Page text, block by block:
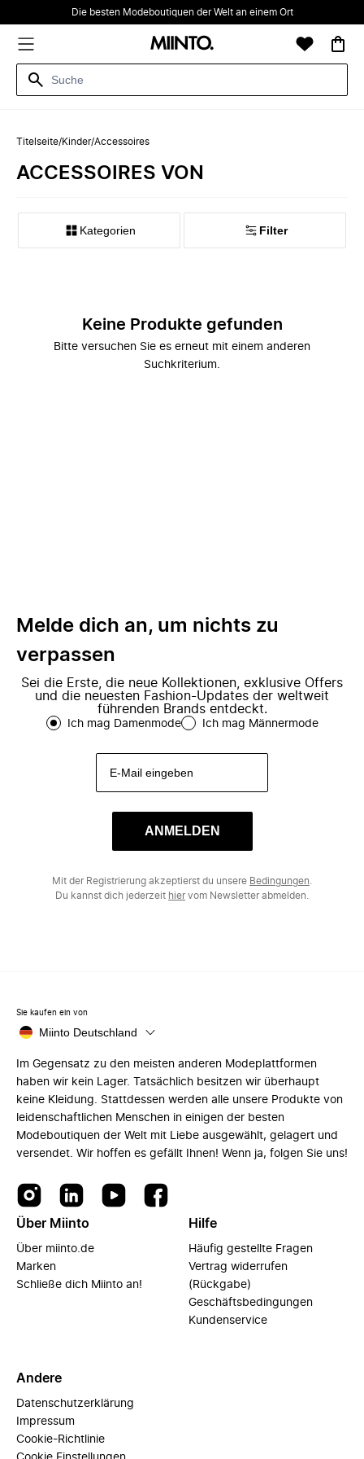
Die besten Modeboutiquen der Welt an einem Ort
Titelseite/Kinder/Accessoires
ACCESSOIRES VON
Kategorien Filter
Keine Produkte gefunden
Bitte versuchen Sie es erneut mit einem anderen
Suchkriterium.
Melde dich an, um nichts zu
verpassen
Sei die Erste, die neue Kollektionen, exklusive Offers
und die neuesten Fashion-Updates der weltweit
führenden Brands entdeckt.
Ich mag Damenmode Ich mag Männermode
ANMELDEN
Mit der Registrierung akzeptierst du unsere Bedingungen
Du kannst dich jederzeit hiervom Newsletter abmelden.
Sie kaufen ein von
Miinto Deutschland
Im Gegensatz zu den meisten anderen Modeplattformen
haben wir kein Lager. Tatsächlich besitzen wir überhaupt
keine Kleidung. Stattdessen werden alle unsere Produkte von
leidenschaftlichen Menschen in einigen der besten
Modeboutiquen der Welt mit Liebe ausgewählt, gelagert und
versendet. Wir hoffen es gefällt Ihnen! Wenn ja, folgen Sie uns!
Über Miinto
Über miinto.de
Marken
Schließe dich Miinto an!
Hilfe
Häufig gestellte Fragen
Vertrag widerrufen
(Rückgabe)
Geschäftsbedingungen
Kundenservice
Andere
Datenschutzerklärung
Impressum
Cookie-Richtlinie